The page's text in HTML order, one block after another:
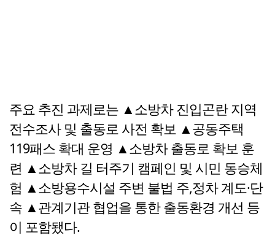
주요 추진 과제로는 ▲소방차 진입곤란 지역
전수조사 및 출동로 사전 확보 ▲공동주택
119패스 확대 운영 ▲소방차 출동로 확보 훈
련 ▲소방차 길 터주기 캠페인 및 시민 동승체
험 ▲소방용수시설 주변 불법 주,정차 계도·단
속 ▲관계기관 협업을 통한 출동환경 개선 등
이 포함됐다.